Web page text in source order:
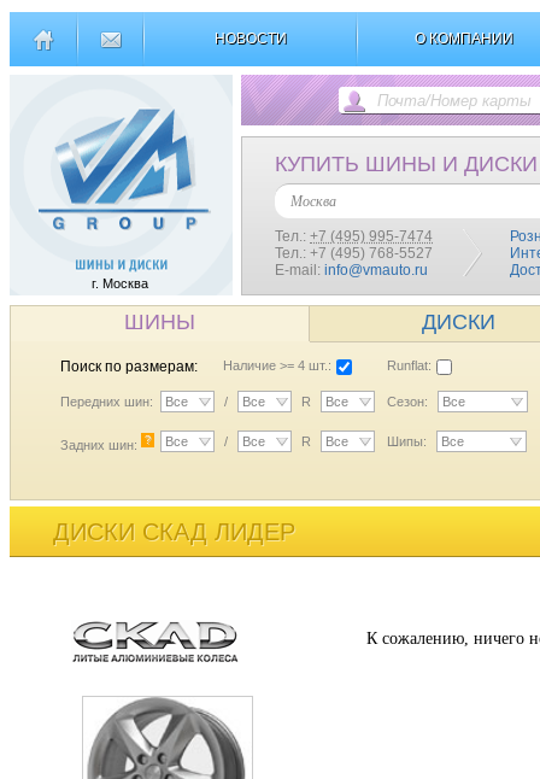
НОВОСТИ О КОМПАНИИ
г. Москва
КУПИТЬ ШИНЫ И ДИСКИ
Москва
Тел.: +7 (495) 995-7474
Тел.: +7 (495) 768-5527
E-mail: info@vmauto.ru
ШИНЫ ДИСКИ
Поиск по размерам: Наличие >= 4 шт.: Runflat:
Передних шин: Все / Все R Все Сезон: Все
Задних шин: ? Все / Все R Все Шипы: Все
ДИСКИ СКАД ЛИДЕР
К сожалению, ничего